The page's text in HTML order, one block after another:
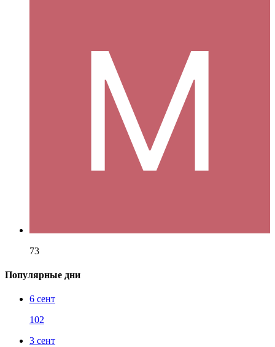
73
Популярные дни
6 сент
102
3 сент